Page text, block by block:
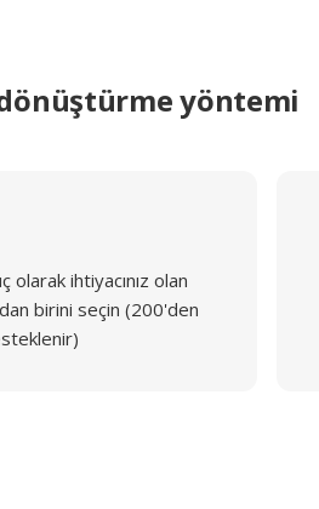
yöntemi
olarak ihtiyacınız olan
birini seçin (200'den